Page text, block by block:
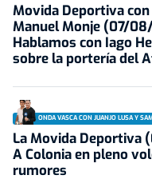
Movida Deportiva con
Manuel Monje (07/
Hablamos con Iago
sobre la portería del
ONDA VASCA CON JUANJO LUSA Y
La Movida Deportiva
A Colonia en pleno
rumores